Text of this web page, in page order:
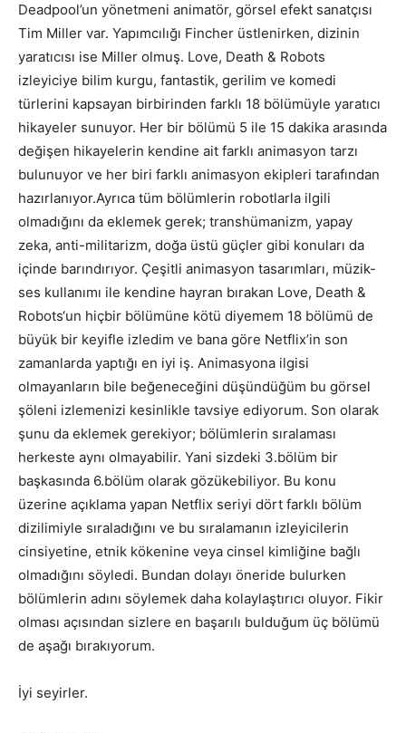
Deadpool’un yönetmeni animatör, görsel efekt sanatçısı
Tim Miller var. Yapımcılığı Fincher üstlenirken, dizinin
yaratıcısı ise Miller olmuş. Love, Death & Robots
izleyiciye bilim kurgu, fantastik, gerilim ve komedi
türlerini kapsayan birbirinden farklı 18 bölümüyle yaratıcı
hikayeler sunuyor. Her bir bölümü 5 ile 15 dakika arasında
değişen hikayelerin kendine ait farklı animasyon tarzı
bulunuyor ve her biri farklı animasyon ekipleri tarafından
hazırlanıyor.Ayrıca tüm bölümlerin robotlarla ilgili
olmadığını da eklemek gerek; transhümanizm, yapay
zeka, anti-militarizm, doğa üstü güçler gibi konuları da
içinde barındırıyor. Çeşitli animasyon tasarımları, müzik-
ses kullanımı ile kendine hayran bırakan Love, Death &
Robots‘un hiçbir bölümüne kötü diyemem 18 bölümü de
büyük bir keyifle izledim ve bana göre Netflix’in son
zamanlarda yaptığı en iyi iş. Animasyona ilgisi
olmayanların bile beğeneceğini düşündüğüm bu görsel
şöleni izlemenizi kesinlikle tavsiye ediyorum. Son olarak
şunu da eklemek gerekiyor; bölümlerin sıralaması
herkeste aynı olmayabilir. Yani sizdeki 3.bölüm bir
başkasında 6.bölüm olarak gözükebiliyor. Bu konu
üzerine açıklama yapan Netflix seriyi dört farklı bölüm
dizilimiyle sıraladığını ve bu sıralamanın izleyicilerin
cinsiyetine, etnik kökenine veya cinsel kimliğine bağlı
olmadığını söyledi. Bundan dolayı öneride bulurken
bölümlerin adını söylemek daha kolaylaştırıcı oluyor. Fikir
olması açısından sizlere en başarılı bulduğum üç bölümü
de aşağı bırakıyorum.
İyi seyirler.